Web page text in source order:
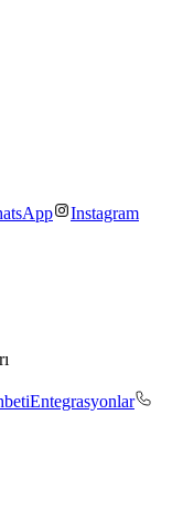
Instagram
Entegrasyonlar